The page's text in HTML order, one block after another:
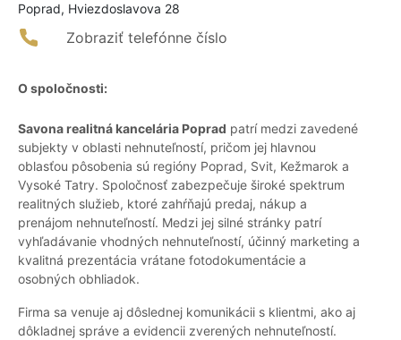
Poprad, Hviezdoslavova 28
Zobraziť telefónne číslo
O spoločnosti:
Savona realitná kancelária Poprad patrí medzi zavedené
subjekty v oblasti nehnuteľností, pričom jej hlavnou
oblasťou pôsobenia sú regióny Poprad, Svit, Kežmarok a
Vysoké Tatry. Spoločnosť zabezpečuje široké spektrum
realitných služieb, ktoré zahŕňajú predaj, nákup a
prenájom nehnuteľností. Medzi jej silné stránky patrí
vyhľadávanie vhodných nehnuteľností, účinný marketing a
kvalitná prezentácia vrátane fotodokumentácie a
osobných obhliadok.
Firma sa venuje aj dôslednej komunikácii s klientmi, ako aj
dôkladnej správe a evidencii zverených nehnuteľností.